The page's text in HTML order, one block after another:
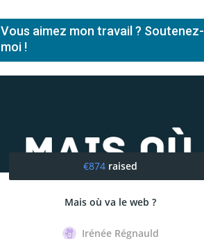
Vous aimez mon travail ? Soutenez-
moi !